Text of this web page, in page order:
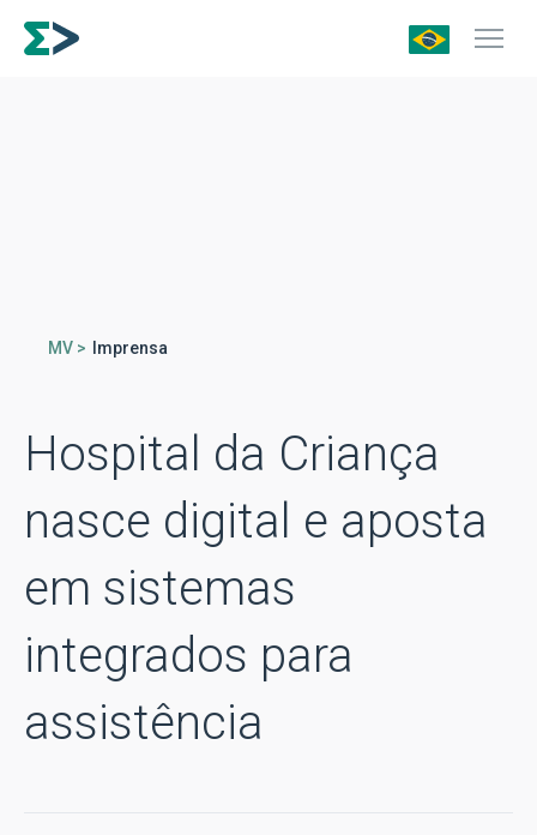
MV > Imprensa
Hospital da Criança
nasce digital e aposta
em sistemas
integrados para
assistência